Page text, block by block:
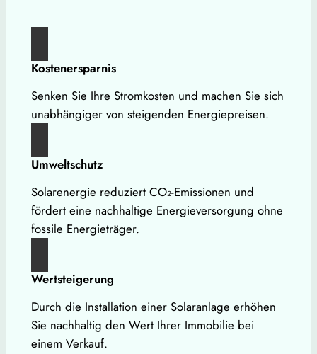
Kostenersparnis
Senken Sie Ihre Stromkosten und machen Sie sich
unabhängiger von steigenden Energiepreisen.
Umweltschutz
Solarenergie reduziert CO₂-Emissionen und
fördert eine nachhaltige Energieversorgung ohne
fossile Energieträger.
Wertsteigerung
Durch die Installation einer Solaranlage erhöhen
Sie nachhaltig den Wert Ihrer Immobilie bei
einem Verkauf.